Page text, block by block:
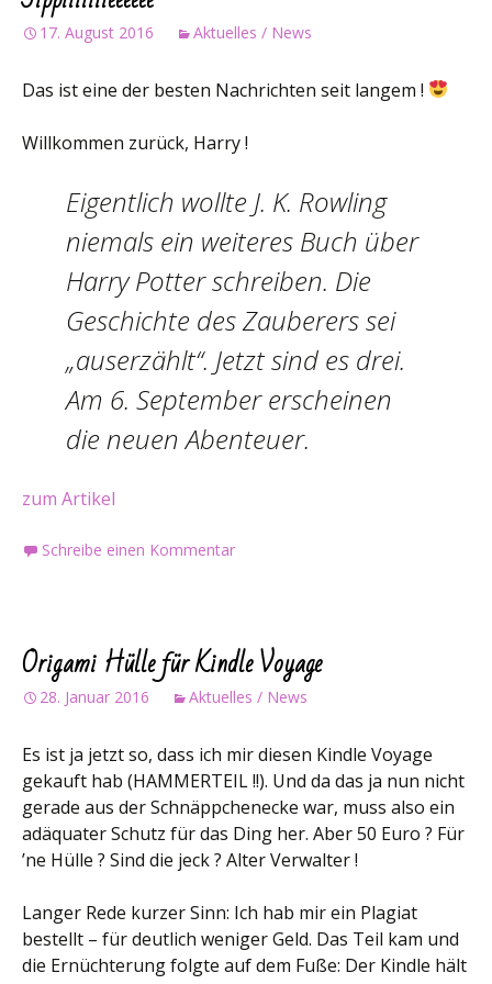
17. August 2016 Aktuelles / News
Das ist eine der besten Nachrichten seit langem !
Willkommen zurück, Harry !
Eigentlich wollte J. K. Rowling
niemals ein weiteres Buch über
Harry Potter schreiben. Die
Geschichte des Zauberers sei
„auserzählt“. Jetzt sind es drei.
Am 6. September erscheinen
die neuen Abenteuer.
zum Artikel
Schreibe einen Kommentar
Origami Hülle für Kindle Voyage
28. Januar 2016 Aktuelles / News
Es ist ja jetzt so, dass ich mir diesen Kindle Voyage
gekauft hab (HAMMERTEIL !!). Und da das ja nun nicht
gerade aus der Schnäppchenecke war, muss also ein
adäquater Schutz für das Ding her. Aber 50 Euro ? Für
’ne Hülle ? Sind die jeck ? Alter Verwalter !
Langer Rede kurzer Sinn: Ich hab mir ein Plagiat
bestellt – für deutlich weniger Geld. Das Teil kam und
die Ernüchterung folgte auf dem Fuße: Der Kindle hält